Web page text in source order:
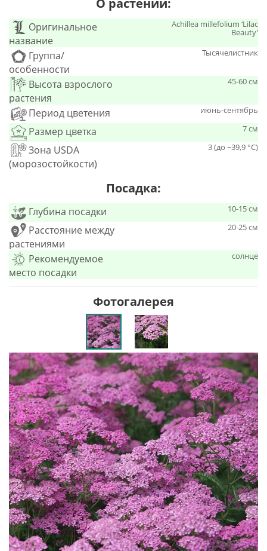
О растении:
Оригинальное
название
Achillea millefolium ‘Lilac
Beauty’
Группа/
особенности
Тысячелистник
Высота взрослого
растения
45-60 см
Период цветения июнь-сентябрь
Размер цветка 7 см
Зона USDA
(морозостойкости)
3 (до −39,9 °C)
Посадка:
Глубина посадки 10-15 см
Расстояние между
растениями
20-25 см
Рекомендуемое
место посадки
солнце
Фотогалерея